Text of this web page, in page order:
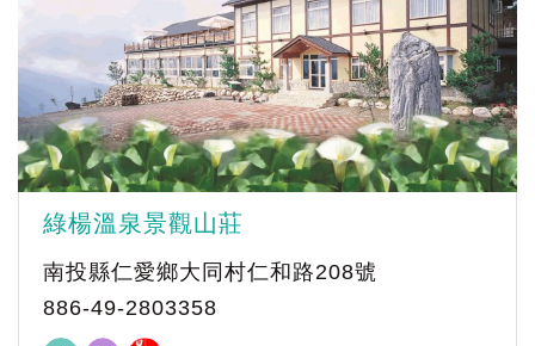
綠楊溫泉景觀山莊
南投縣仁愛鄉大同村仁和路208號
886-49-2803358